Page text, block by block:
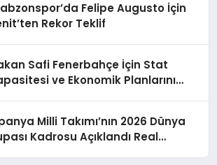
Felipe Augusto İçin
Rekor Teklif
Safi Fenerbahçe İçin Stat
ve Ekonomik Planlarını
Milli Takımı’nın 2026 Dünya
Kadrosu Açıklandı Real